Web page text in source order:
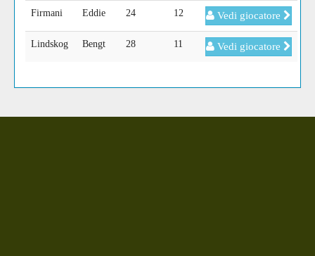
Firmani Eddie 24 12 Vedi giocatore
Lindskog Bengt 28 11 Vedi giocatore